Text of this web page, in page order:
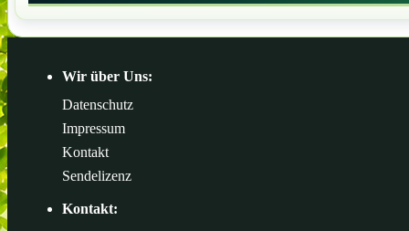
Wir über Uns:
Datenschutz
Impressum
Kontakt
Sendelizenz
Kontakt: